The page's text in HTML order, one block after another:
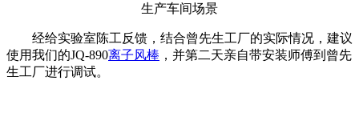
生产车间场景
经给实验室陈工反馈，结合曾先生工厂的实际情况，建议
使用我们的JQ-890离子风棒 ，并第二天亲自带安装师傅到曾先
生工厂进行调试。